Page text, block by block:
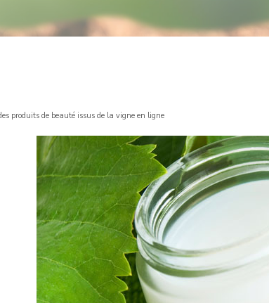
produits de beauté issus de la vigne en ligne